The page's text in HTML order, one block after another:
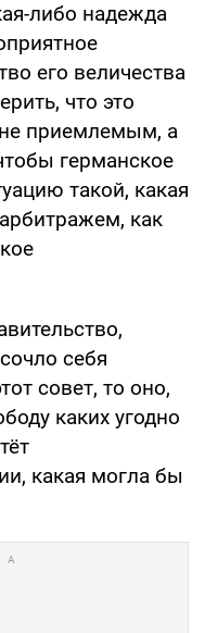
либо надежда
его величества
что это
приемлемым, а
германское
такой, какая
как
себя
совет, то оно,
каких угодно
какая могла бы